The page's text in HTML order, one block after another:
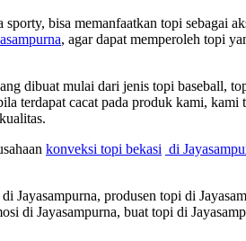
bisa memanfaatkan topi sebagai
, agar dapat memperoleh topi
dibuat mulai dari jenis topi baseball,
terdapat cacat pada produk kami, kami
konveksi topi bekasi di
Jayasampurna, produsen topi di
di Jayasampurna, buat topi di